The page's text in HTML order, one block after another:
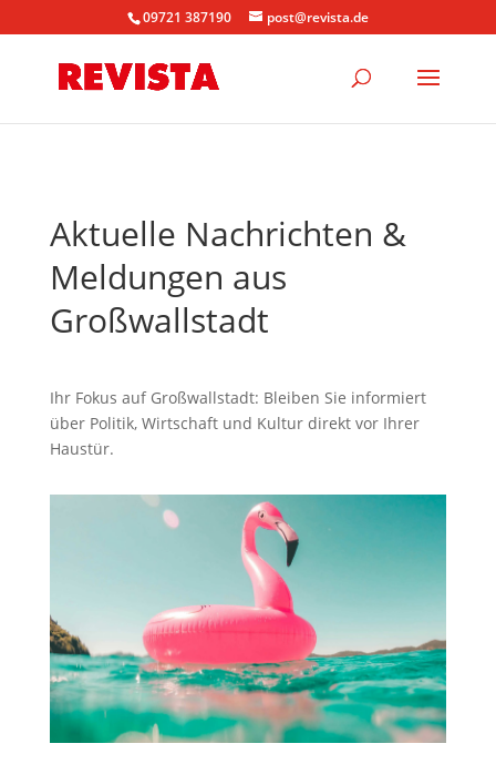
09721 387190 post@revista.de
Aktuelle Nachrichten &
Meldungen aus
Großwallstadt
Ihr Fokus auf Großwallstadt: Bleiben Sie informiert
über Politik, Wirtschaft und Kultur direkt vor Ihrer
Haustür.